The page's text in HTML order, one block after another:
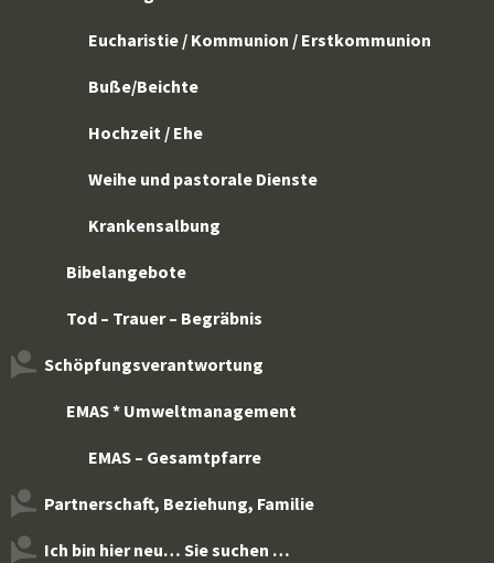
Eucharistie / Kommunion / Erstkommunion
Buße/Beichte
Hochzeit / Ehe
Weihe und pastorale Dienste
Krankensalbung
Bibelangebote
Tod – Trauer – Begräbnis
Schöpfungsverantwortung
EMAS * Umweltmanagement
EMAS – Gesamtpfarre
Partnerschaft, Beziehung, Familie
Ich bin hier neu… Sie suchen …